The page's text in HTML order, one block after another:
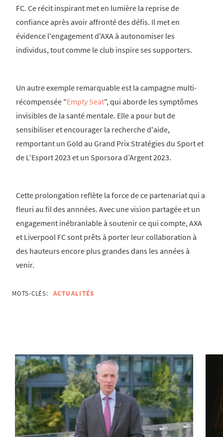
FC. Ce récit inspirant met en lumière la reprise de
confiance après avoir affronté des défis. Il met en
évidence l'engagement d'AXA à autonomiser les
individus, tout comme le club inspire ses supporters.
Un autre exemple remarquable est la campagne multi-
récompensée "Empty Seat", qui aborde les symptômes
invisibles de la santé mentale. Elle a pour but de
sensibiliser et encourager la recherche d'aide,
remportant un Gold au Grand Prix Stratégies du Sport et
de L'Esport 2023 et un Sporsora d’Argent 2023.
Cette prolongation reflète la force de ce partenariat qui a
fleuri au fil des annnées. Avec une vision partagée et un
engagement inébranlable à soutenir ce qui compte, AXA
et Liverpool FC sont prêts à porter leur collaboration à
des hauteurs encore plus grandes dans les années à
venir.
MOTS-CLÉS: ACTUALITÉS